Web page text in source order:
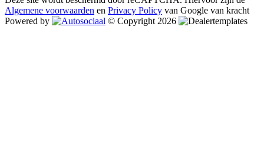
Algemene voorwaarden en Privacy Policy van Google van kracht
Powered by
© Copyright 2026